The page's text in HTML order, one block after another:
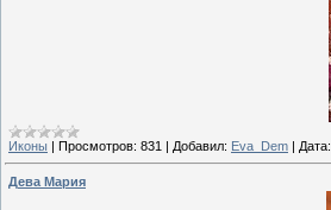
Иконы | Просмотров: 831 | Добавил: Eva_Dem | Дата:
Дева Мария